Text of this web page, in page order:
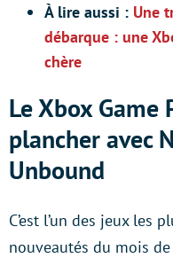
À lire aussi : Une
débarque : une
chère
Le Xbox Game
plancher avec
Unbound
C’est l’un des jeux les
nouveautés du mois